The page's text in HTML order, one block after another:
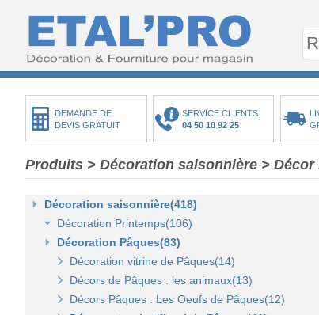
DEMANDE DE
DEVIS GRATUIT
SERVICE CLIENTS
04 50 10 92 25
Produits > Décoration saisonnière > Décor
Décoration saisonnière(418)
Décoration Printemps(106)
Décoration vitrine de printemps(18)
Arbres et plantes printemps-été(20)
Bouquets fleurs et fruits(43)
Mini-maisons et jardins(19)
Décoration Pâques(83)
Décoration vitrine de Pâques(14)
Décors de Pâques : les animaux(13)
Décors Pâques : Les Oeufs de Pâques(12)